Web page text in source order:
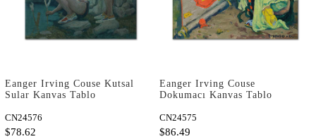
Eanger Irving Couse Kutsal
Sular Kanvas Tablo
CN24576
$78.62
Eanger Irving Couse
Dokumacı Kanvas Tablo
CN24575
$86.49